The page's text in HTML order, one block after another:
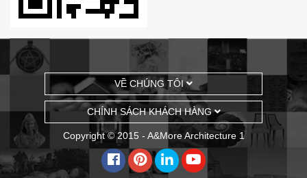
VỀ CHÚNG TÔI
CHÍNH SÁCH KHÁCH HÀNG
Copyright © 2015 - A&More Architecture 1